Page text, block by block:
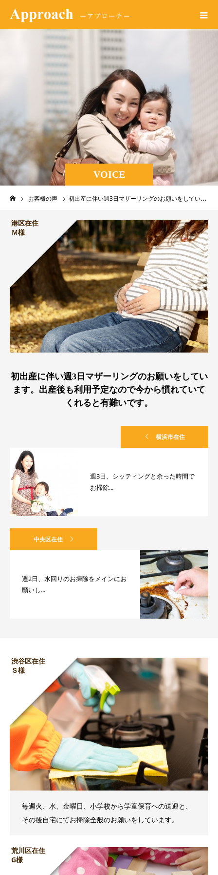
VOICE
お客様の声 初出産に伴い週3日マザーリングのお願いをしています。出産後も利用予定なので今から慣れていてくれると有難いです。
港区在住
Ｍ様
初出産に伴い週3日マザーリングのお願いをしてい
ます。出産後も利用予定なので今から慣れていて
くれると有難いです。
横浜市在住
週3日、シッティングと余った時間で
お掃除...
中央区在住
週2日、水回りのお掃除をメインにお
願いし...
渋谷区在住
Ｓ様
毎週火、水、金曜日、小学校から学童保育への送迎と、
その後自宅にてお掃除全般のお願いをしています。
荒川区在住
G様